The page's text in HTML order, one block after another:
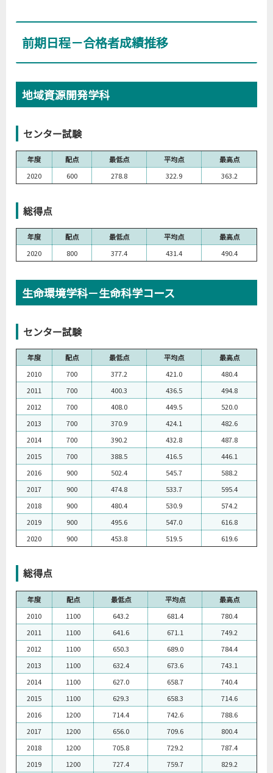
前期日程－合格者成績推移
地域資源開発学科
センター試験
年度 配点 最低点 平均点
最高点
2020
600 278.8 322.9 363.2
総得点
年度 配点 最低点 平均点
最高点
2020
800 377.4 431.4 490.4
生命環境学科－生命科学コース
センター試験
年度 配点 最低点 平均点
最高点
2010
700 377.2 421.0
480.4
2011
700 400.3 436.5
494.8
2012
700 408.0 449.5
520.0
2013
700 370.9 424.1
482.6
2014
700 390.2 432.8
487.8
2015
700 388.5 416.5
446.1
2016
900 502.4 545.7
588.2
2017
900 474.8 533.7
595.4
2018
900 480.4 530.9
574.2
2019
900 495.6 547.0
616.8
2020
900 453.8 519.5 619.6
総得点
年度 配点 最低点 平均点
最高点
2010
1100 643.2 681.4
780.4
2011
1100 641.6 671.1
749.2
2012
1100 650.3 689.0
784.4
2013
1100 632.4 673.6
743.1
2014
1100 627.0 658.7
740.4
2015
1100 629.3 658.3
714.6
2016
1200 714.4 742.6
788.6
2017
1200 656.0 709.6
800.4
2018
1200 705.8 729.2
787.4
2019
1200 727.4 759.7 829.2